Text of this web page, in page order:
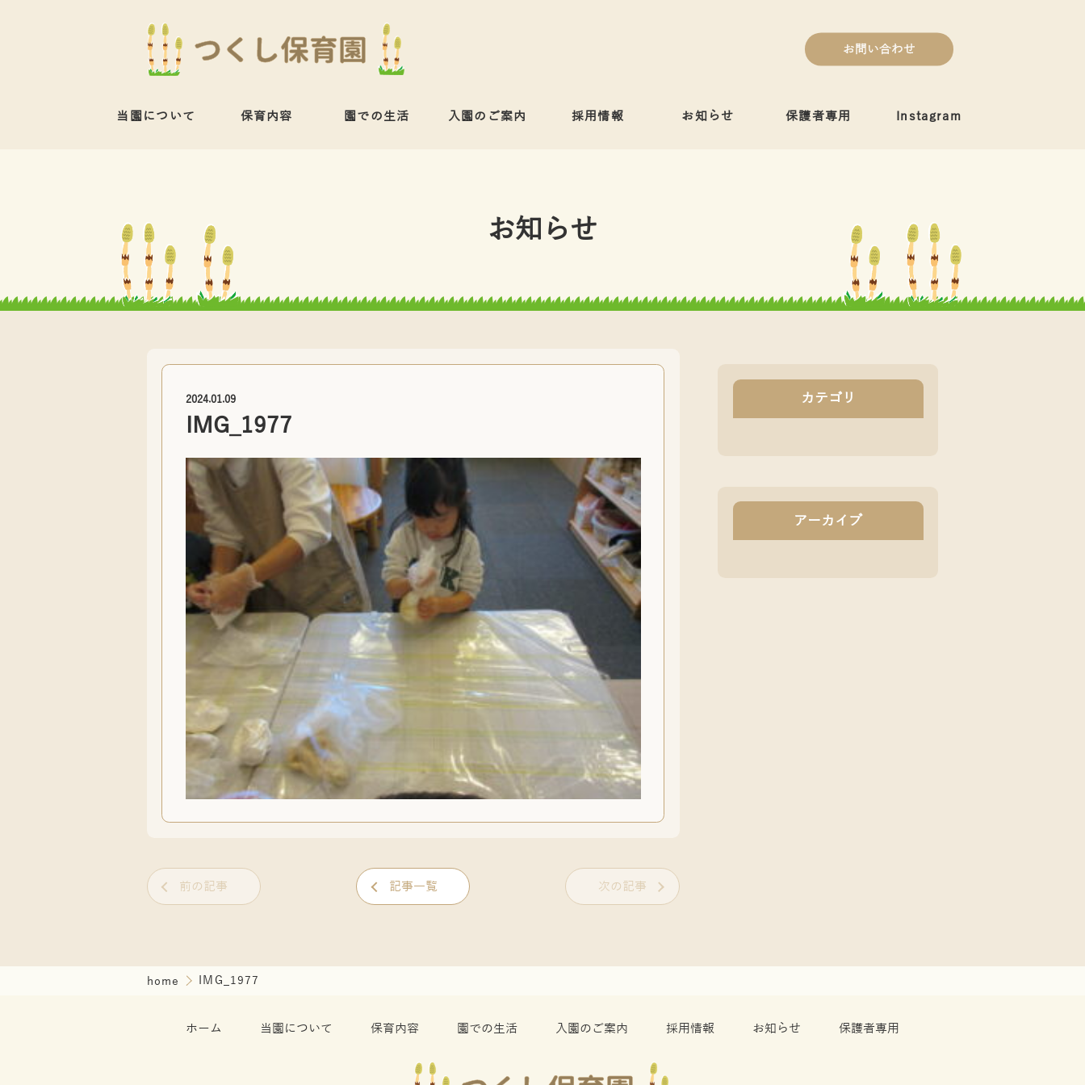
お問い合わせ
当園について 保育内容 園での生活 入園のご案内 採用情報 お知らせ 保護者専用 Instagram
お知らせ
2024.01.09
IMG_1977
前の記事 記事一覧 次の記事
カテゴリ
アーカイブ
home IMG_1977
ホーム 当園について 保育内容 園での生活 入園のご案内 採用情報 お知らせ 保護者専用